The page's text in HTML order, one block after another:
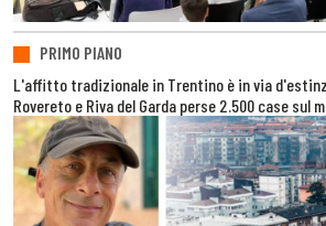
PRIMO PIANO
L'affitto tradizionale in Trentino è in via
Rovereto e Riva del Garda perse 2.500 case sul